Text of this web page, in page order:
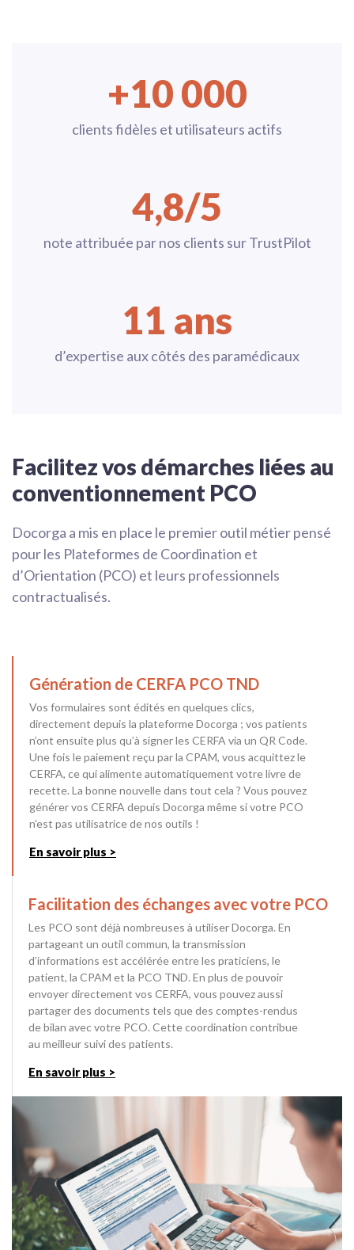
+10 000
clients fidèles et utilisateurs actifs
4,8/5
note attribuée par nos clients sur TrustPilot
11 ans
d’expertise aux côtés des paramédicaux
Facilitez vos démarches liées au
conventionnement PCO
Docorga a mis en place le premier outil métier pensé
pour les Plateformes de Coordination et
d’Orientation (PCO) et leurs professionnels
contractualisés.
Génération de CERFA PCO TND
Vos formulaires sont édités en quelques clics,
directement depuis la plateforme Docorga ; vos patients
n’ont ensuite plus qu’à signer les CERFA via un QR Code.
Une fois le paiement reçu par la CPAM, vous acquittez le
CERFA, ce qui alimente automatiquement votre livre de
recette. La bonne nouvelle dans tout cela ? Vous pouvez
générer vos CERFA depuis Docorga même si votre PCO
n’est pas utilisatrice de nos outils !
En savoir plus >
Facilitation des échanges avec votre PCO
Les PCO sont déjà nombreuses à utiliser Docorga. En
partageant un outil commun, la transmission
d’informations est accélérée entre les praticiens, le
patient, la CPAM et la PCO TND. En plus de pouvoir
envoyer directement vos CERFA, vous pouvez aussi
partager des documents tels que des comptes-rendus
de bilan avec votre PCO. Cette coordination contribue
au meilleur suivi des patients.
En savoir plus >